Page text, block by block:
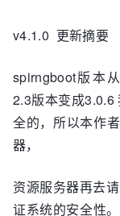
v4.1.0 更新摘要
spirngboot版本
2.3版本变成3.0.6
全的，所以本作
器，
资源服务器再去
证系统的安全性